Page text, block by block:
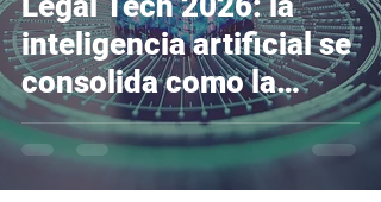
inteligencia artificial se
consolida como la
columna vertebral del
sector lega